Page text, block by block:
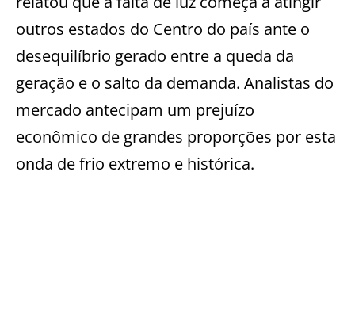
outros estados do Centro do país ante o
desequilíbrio gerado entre a queda da
geração e o salto da demanda. Analistas do
mercado antecipam um prejuízo
econômico de grandes proporções por esta
onda de frio extremo e histórica.